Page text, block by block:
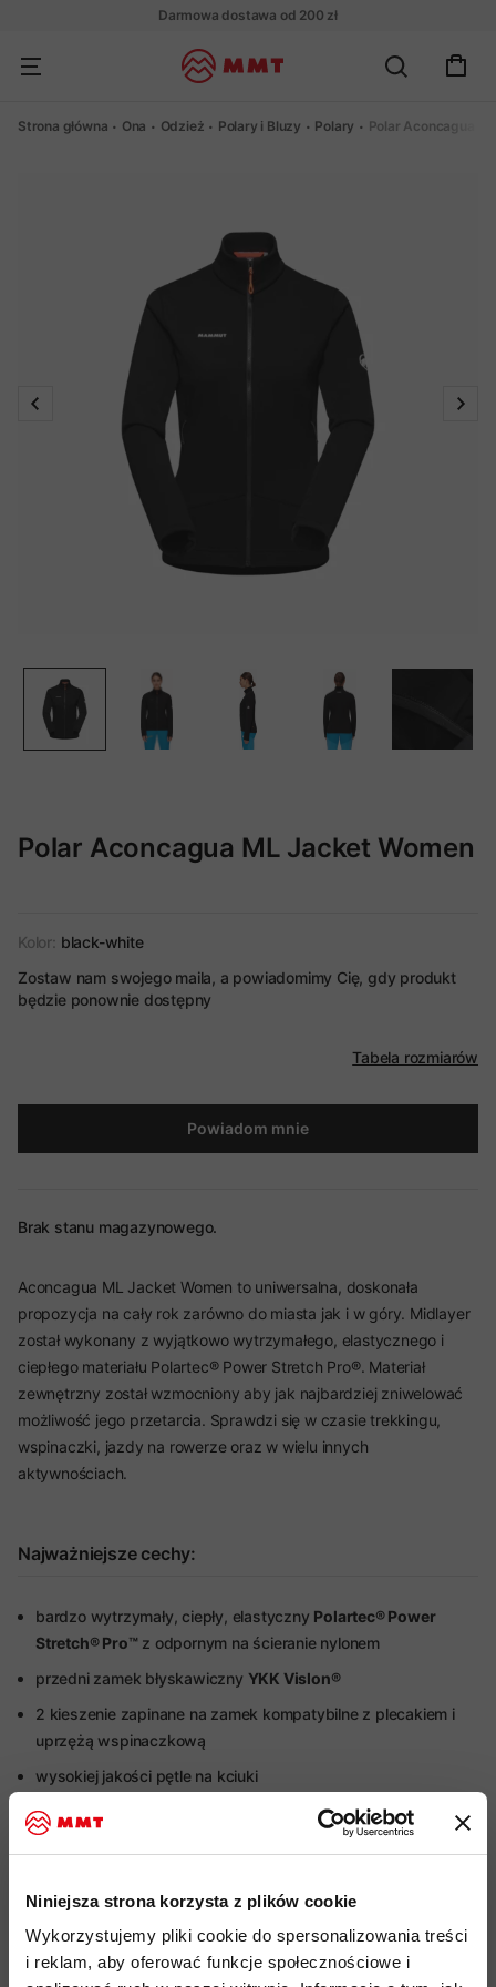
Niniejsza strona korzysta z plików cookie
Wykorzystujemy pliki cookie do spersonalizowania treści
i reklam, aby oferować funkcje społecznościowe i
Darmowa dostawa od 200 zł
Strona główna Ona Odzież Polary i Bluzy Polary Polar Aconcagua
Polar Aconcagua ML Jacket Women
Kolor: black-white
Zostaw nam swojego maila, a powiadomimy Cię, gdy produkt
będzie ponownie dostępny
Tabela rozmiarów
Powiadom mnie
Brak stanu magazynowego.
Aconcagua ML Jacket Women to uniwersalna, doskonała
propozycja na cały rok zarówno do miasta jak i w góry. Midlayer
został wykonany z wyjątkowo wytrzymałego, elastycznego i
ciepłego materiału Polartec® Power Stretch Pro®. Materiał
zewnętrzny został wzmocniony aby jak najbardziej zniwelować
możliwość jego przetarcia. Sprawdzi się w czasie trekkingu,
wspinaczki, jazdy na rowerze oraz w wielu innych
aktywnościach.
Najważniejsze cechy:
bardzo wytrzymały, ciepły, elastyczny Polartec® Power
Stretch® Pro™z odpornym na ścieranie nylonem
przedni zamek błyskawiczny YKK Vislon®
2 kieszenie zapinane na zamek kompatybilne z plecakiem i
uprzężą wspinaczkową
wysokiej jakości pętle na kciuki
ochrona
Specyfikacja